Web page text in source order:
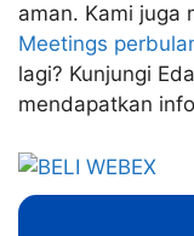
aman. Kami juga
Meetings
lagi? Kunjungi
mendapatkan